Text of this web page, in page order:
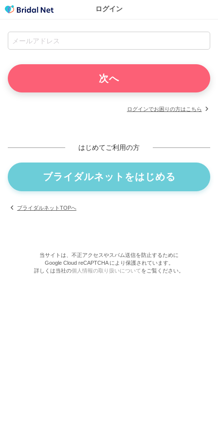
ログイン
ログインでお困りの方はこちら
はじめてご利用の方
ブライダルネットをはじめる
ブライダルネットTOPへ
当サイトは、不正アクセスやスパム送信を防止するために
Google Cloud reCAPTCHA により保護されています。
詳しくは当社の個人情報の取り扱いについてをご覧ください。